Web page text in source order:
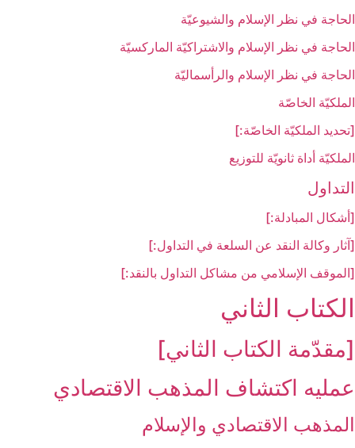
الحاجة في نظر الإسلام والشيوعيّة
الحاجة في نظر الإسلام والاشتراكيّة الماركسيّة
الحاجة في نظر الإسلام والرأسماليّة
الملكيّة الخاصّة
[تحديد الملكيّة الخاصّة:]
الملكيّة أداة ثانويّة للتوزيع
التداول‏
[أشكال المبادلة:]
[آثار وكالة النقد عن السلعة في التداول:]
[الموقف الإسلامي من مشاكل التداول بالنقد:]
الكتاب الثاني
[مقدّمة الكتاب الثاني‏]
عمليه اكتشاف المذهب الاقتصادي‏
المذهب الاقتصادي والإسلام‏